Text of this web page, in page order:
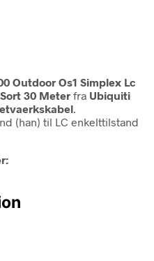
Outdoor Os1 Simplex Lc
30 Meter fra Ubiquiti
.
(han) til LC enkelttilstand